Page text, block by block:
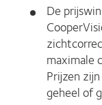
De
maximale
Prijzen
geheel of